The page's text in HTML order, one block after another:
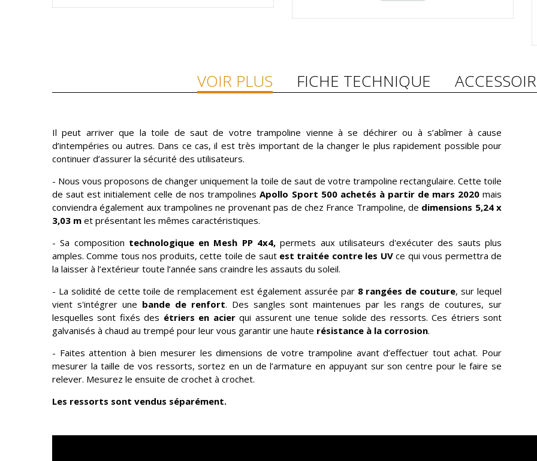
VOIR PLUS FICHE TECHNIQUE
Il peut arriver que la toile de saut de votre trampoline vienne à se déchirer ou à s’abîmer à cause
d’intempéries ou autres. Dans ce cas, il est très important de la changer le plus rapidement possible pour
continuer d’assurer la sécurité des utilisateurs.
- Nous vous proposons de changer uniquement la toile de saut de votre trampoline rectangulaire. Cette toile
de saut est initialement celle de nos trampolinesApollo Sport 500 achetés à partir de mars 2020mais
conviendra également aux trampolines ne provenant pas de chez France Trampoline, de dimensions 5,24 x
3,03 m et présentant les mêmes caractéristiques.
- Sa composition technologique en Mesh PP 4x4, permets aux utilisateurs d'exécuter des sauts plus
amples. Comme tous nos produits, cette toile de saut est traitée contre les UVce qui vous permettra de
la laisser à l’extérieur toute l’année sans craindre les assauts du soleil.
- La solidité de cette toile de remplacement est également assurée par 8 rangées de couture, sur lequel
vient s'intégrer une bande de renfort. Des sangles sont maintenues par les rangs de coutures, sur
lesquelles sont fixés des étriers en acierqui assurent une tenue solide des ressorts. Ces étriers sont
galvanisés à chaud au trempé pour leur vous garantir une haute résistance à la corrosion.
- Faites attention à bien mesurer les dimensions de votre trampoline avant d’effectuer tout achat. Pour
mesurer la taille de vos ressorts, sortez en un de l’armature en appuyant sur son centre pour le faire se
relever. Mesurez le ensuite de crochet à crochet.
Les ressorts sont vendus séparément.